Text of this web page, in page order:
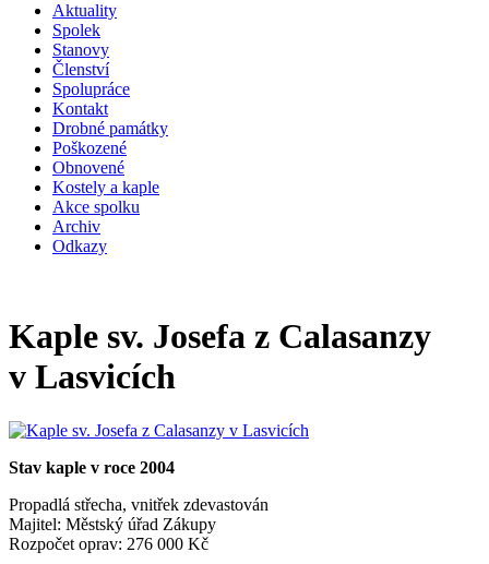
Aktuality
Spolek
Stanovy
Členství
Spolupráce
Kontakt
Drobné památky
Poškozené
Obnovené
Kostely a kaple
Akce spolku
Archiv
Odkazy
Kaple sv. Josefa z Calasanzy
v Lasvicích
Stav kaple v roce 2004
Propadlá střecha, vnitřek zdevastován
Majitel: Městský úřad Zákupy
Rozpočet oprav: 276 000 Kč